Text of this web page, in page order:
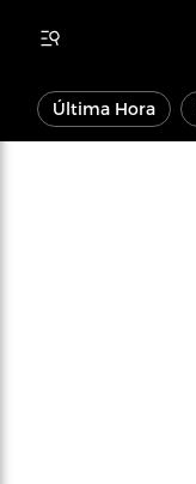
Última Hora